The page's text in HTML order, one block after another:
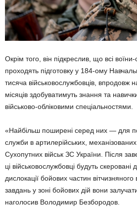
Окрім того, він підкреслив, що всі воїни-
проходять підготовку у 184-ому
тисяча військовослужбовців, впродовж
місяців здобуватимуть знання та
військово-обліковими спеціальностями.
«Найбільш поширені серед них — для
служби в артилерійських,
Сухопутних військ ЗС України. Після
ці військовослужбовці будуть скеровані
дислокації бойових частин
завдань у зоні бойових дій вони
наголосив Володимир Безбородов.